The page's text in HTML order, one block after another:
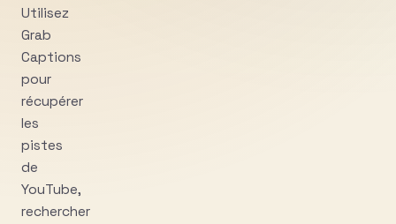
Utilisez
Grab
Captions
pour
récupérer
les
pistes
de
YouTube,
rechercher